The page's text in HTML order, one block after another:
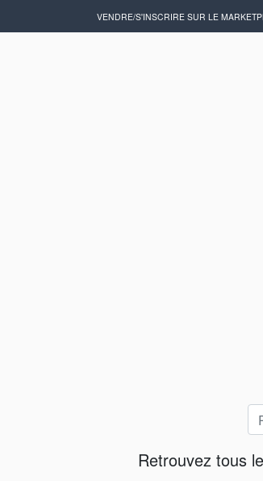
VENDRE/S'INSCRIRE SUR LE
Retrouvez tous